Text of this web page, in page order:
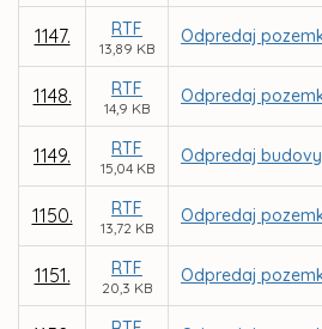
1147. RTF
13,89 KB
Odpredaj
1148. RTF
14,9 KB
Odpredaj
1149. RTF
15,04 KB
Odpredaj
1150. RTF
13,72 KB
Odpredaj
1151. RTF
20,3 KB
Odpredaj